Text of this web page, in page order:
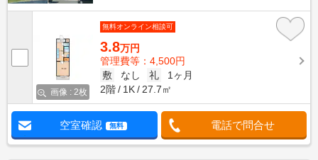
画像 : 2枚
無料オンライン相談可
3.8万円
管理費等：4,500円
敷
なし 礼
1ヶ月
2階
1K 27.7㎡
空室確認 無料 電話で問合せ